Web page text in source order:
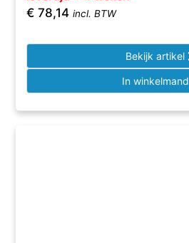
€ 78,14 incl. BTW
Bekijk artikel
In winkelmand